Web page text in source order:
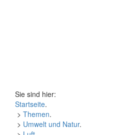
Sie sind hier:
Startseite.
> Themen.
> Umwelt und Natur.